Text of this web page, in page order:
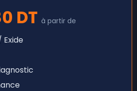
DT à partir de